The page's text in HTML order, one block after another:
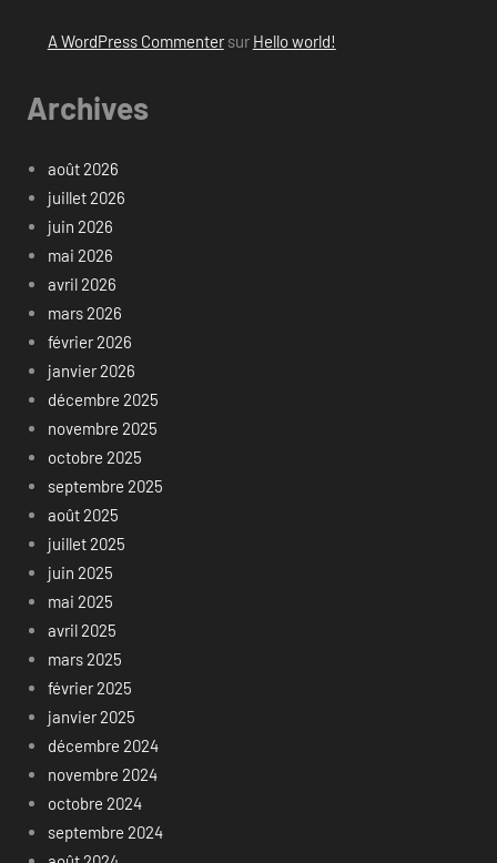
A WordPress Commentersur Hello world!
Archives
août 2026
juillet 2026
juin 2026
mai 2026
avril 2026
mars 2026
février 2026
janvier 2026
décembre 2025
novembre 2025
octobre 2025
septembre 2025
août 2025
juillet 2025
juin 2025
mai 2025
avril 2025
mars 2025
février 2025
janvier 2025
décembre 2024
novembre 2024
octobre 2024
septembre 2024